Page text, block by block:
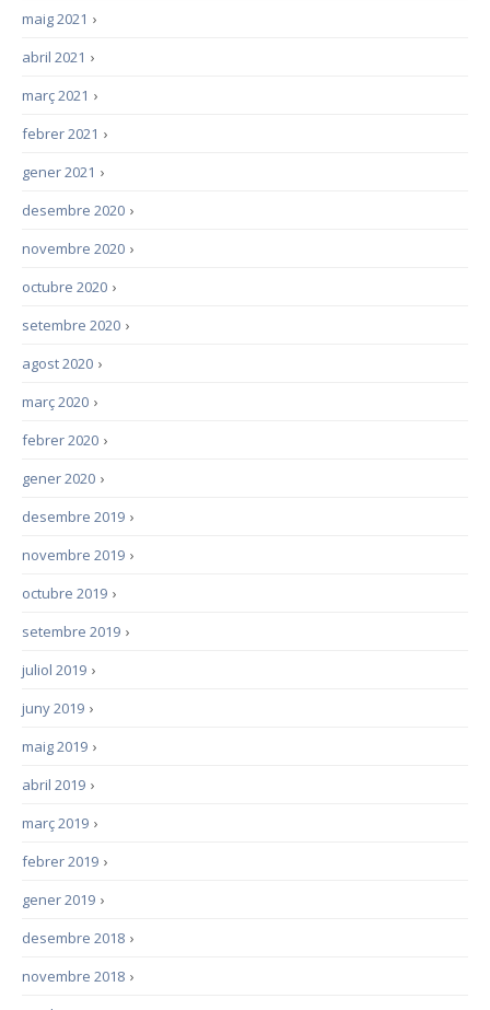
›
maig 2021
›
abril 2021
›
març 2021
›
febrer 2021
›
gener 2021
›
desembre 2020
›
novembre 2020
›
octubre 2020
›
setembre 2020
›
agost 2020
›
març 2020
›
febrer 2020
›
gener 2020
›
desembre 2019
›
novembre 2019
›
octubre 2019
›
setembre 2019
›
juliol 2019
›
juny 2019
›
maig 2019
›
abril 2019
›
març 2019
›
febrer 2019
›
gener 2019
›
desembre 2018
›
novembre 2018